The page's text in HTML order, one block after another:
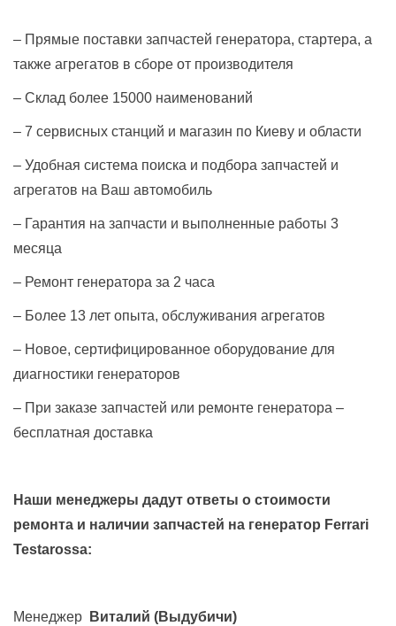
– Прямые поставки запчастей генератора, стартера, а
также агрегатов в сборе от производителя
– Склад более 15000 наименований
– 7 сервисных станций и магазин по Киеву и области
– Удобная система поиска и подбора запчастей и
агрегатов на Ваш автомобиль
– Гарантия на запчасти и выполненные работы 3
месяца
– Ремонт генератора за 2 часа
– Более 13 лет опыта, обслуживания агрегатов
– Новое, сертифицированное оборудование для
диагностики генераторов
– При заказе запчастей или ремонте генератора –
бесплатная доставка
Наши менеджеры дадут ответы о стоимости
ремонта и наличии запчастей на генератор Ferrari
Testarossa:
Менеджер Виталий (Выдубичи)